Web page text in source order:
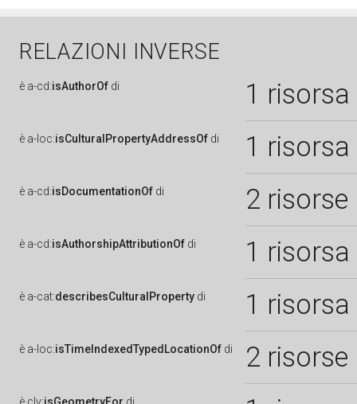
RELAZIONI INVERSE
è a-cd:isAuthorOf di 1 risorsa
è a-loc:isCulturalPropertyAddressOf di 1 risorsa
è a-cd:isDocumentationOf di 2 risorse
è a-cd:isAuthorshipAttributionOf di 1 risorsa
è a-cat:describesCulturalProperty di 1 risorsa
è a-loc:isTimeIndexedTypedLocationOf di 2 risorse